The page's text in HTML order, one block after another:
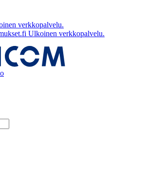
verkkopalvelu.
Ulkoinen verkkopalvelu.